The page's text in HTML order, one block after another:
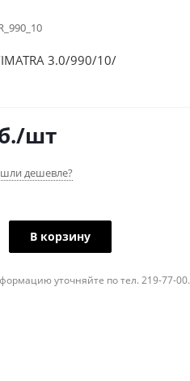
3.0/990/10/
/шт
дешевле?
В корзину
уточняйте по тел. 219-77-00.